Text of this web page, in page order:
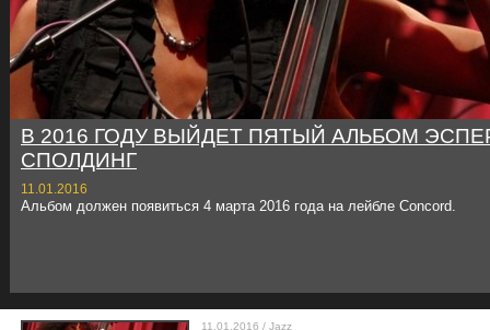
В 2016 ГОДУ ВЫЙДЕТ ПЯТЫЙ АЛЬБОМ
СПОЛДИНГ
11.01.2016
Альбом должен появиться 4 марта 2016 года на лейбле Concord.
11.01.2016 / Jazz